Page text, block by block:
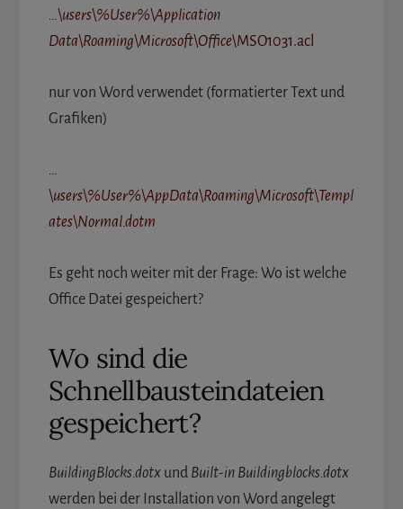
…\users\%User%\Application
Data\Roaming\Microsoft\Office\MSO1031.acl
nur von Word verwendet (formatierter Text und
Grafiken)
…
\users\%User%\AppData\Roaming\Microsoft\Templ
ates\Normal.dotm
Es geht noch weiter mit der Frage: Wo ist welche
Office Datei gespeichert?
Wo sind die
Schnellbausteindateien
gespeichert?
BuildingBlocks.dotxund Built-in Buildingblocks.dotx
werden bei der Installation von Word angelegt